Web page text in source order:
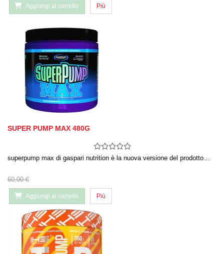
Aggiungi al carrello Più
SUPER PUMP MAX 480G
superpump max di gaspari nutrition è la nuova versione del prodotto…
60,00 €
Aggiungi al carrello Più